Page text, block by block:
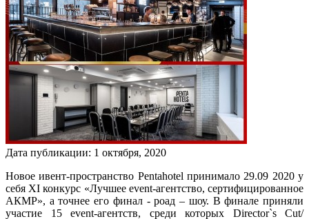
Дата публикации: 1 октября, 2020
Новое ивент-пространство Pentahotel принимало 29.09 2020 у
себя XI конкурс «Лучшее event-агентство, сертифицированное
АКМР», а точнее его финал - роад – шоу. В финале приняли
участие 15 event-агентств, среди которых Director`s Сut/